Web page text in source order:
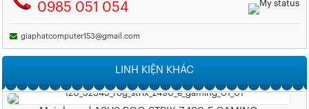
0985 051 054
giaphatcomputer153@gmail.com
LINH KIỆN KHÁC